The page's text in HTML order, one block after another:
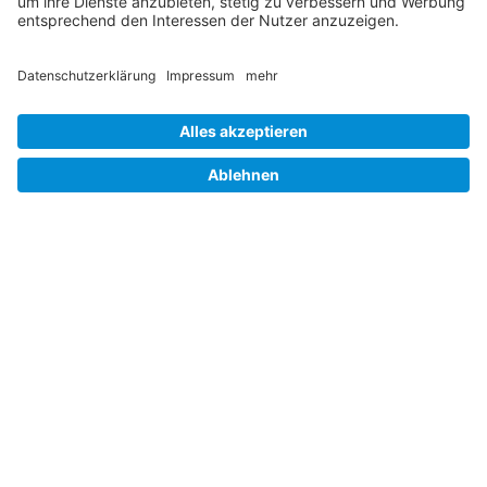
Cookie-Einstellungen
Barrierefreiheit